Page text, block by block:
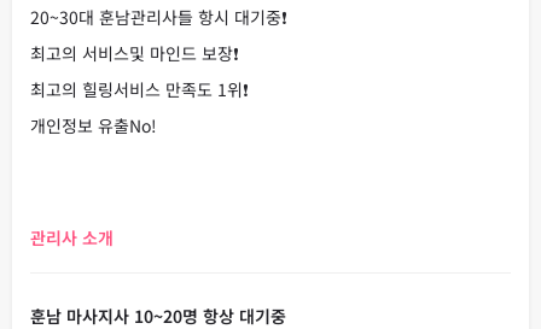
20~30대 훈남관리사들 항시 대기중❗
최고의 서비스및 마인드 보장❗
최고의 힐링서비스 만족도 1위❗
개인정보 유출No!
관리사 소개
훈남 마사지사 10~20명 항상 대기중